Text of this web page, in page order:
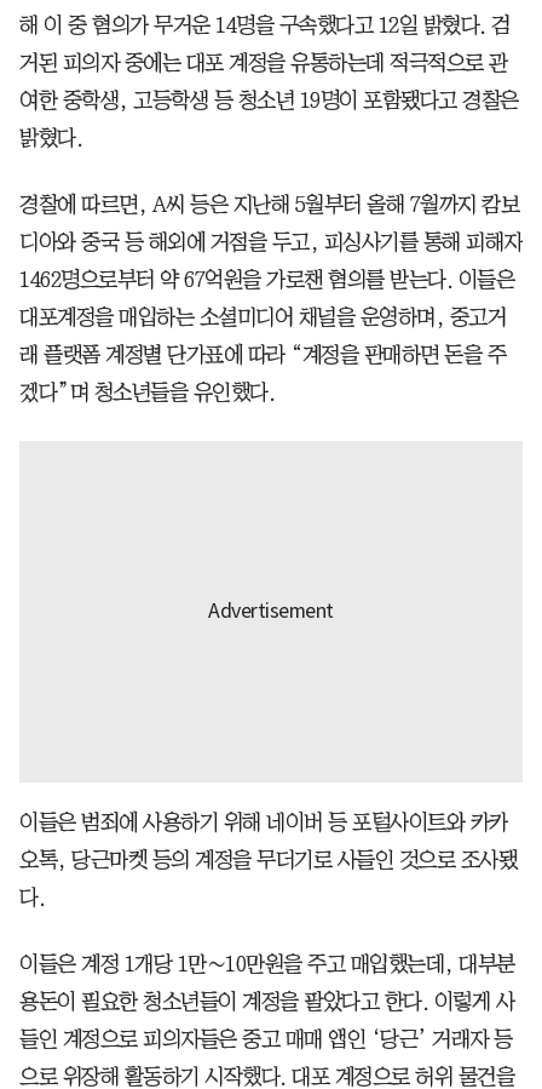
해 이 중 혐의가 무거운 14명을 구속했다고 12일 밝혔다. 검
거된 피의자 중에는 대포 계정을 유통하는데 적극적으로 관
여한 중학생, 고등학생 등 청소년 19명이 포함됐다고 경찰은
밝혔다.
경찰에 따르면, A씨 등은 지난해 5월부터 올해 7월까지 캄보
디아와 중국 등 해외에 거점을 두고, 피싱사기를 통해 피해자
1462명으로부터 약 67억원을 가로챈 혐의를 받는다. 이들은
대포계정을 매입하는 소셜미디어 채널을 운영하며, 중고거
래 플랫폼 계정별 단가표에 따라 “계정을 판매하면 돈을 주
겠다”며 청소년들을 유인했다.
이들은 범죄에 사용하기 위해 네이버 등 포털사이트와 카카
오톡, 당근마켓 등의 계정을 무더기로 사들인 것으로 조사됐
다.
이들은 계정 1개당 1만∼10만원을 주고 매입했는데, 대부분
용돈이 필요한 청소년들이 계정을 팔았다고 한다. 이렇게 사
들인 계정으로 피의자들은 중고 매매 앱인 ‘당근’ 거래자 등
으로 위장해 활동하기 시작했다. 대포 계정으로 허위 물건을